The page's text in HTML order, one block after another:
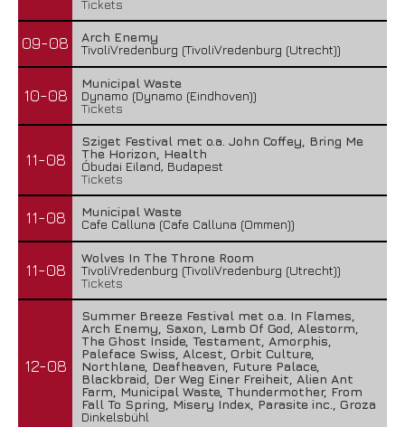
Tickets
09-08
Arch Enemy
TivoliVredenburg (TivoliVredenburg (Utrecht))
10-08
Municipal Waste
Dynamo (Dynamo (Eindhoven))
Tickets
11-08
Sziget Festival met o.a. John Coffey, Bring Me
The Horizon, Health
Óbudai Eiland, Budapest
Tickets
11-08
Municipal Waste
Cafe Calluna (Cafe Calluna (Ommen))
11-08
Wolves In The Throne Room
TivoliVredenburg (TivoliVredenburg (Utrecht))
Tickets
12-08
Summer Breeze Festival met o.a. In Flames,
Arch Enemy, Saxon, Lamb Of God, Alestorm,
The Ghost Inside, Testament, Amorphis,
Paleface Swiss, Alcest, Orbit Culture,
Northlane, Deafheaven, Future Palace,
Blackbraid, Der Weg Einer Freiheit, Alien Ant
Farm, Municipal Waste, Thundermother, From
Fall To Spring, Misery Index, Parasite inc., Groza
Dinkelsbühl